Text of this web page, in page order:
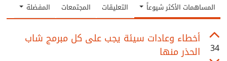
المساهمات الأكثر شيوعاً التعليقات المجتمعات المفضلة
34
أخطاء وعادات سيئة يجب على كل مبرمج شاب
الحذر منها